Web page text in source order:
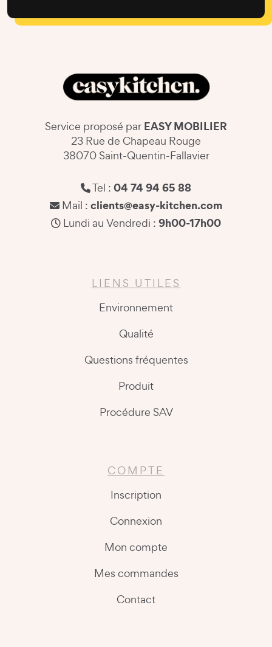
Service proposé par EASY MOBILIER
23 Rue de Chapeau Rouge
38070 Saint-Quentin-Fallavier
Tel : 04 74 94 65 88
Mail : clients@easy-kitchen.com
Lundi au Vendredi : 9h00-17h00
LIENS UTILES
Environnement
Qualité
Questions fréquentes
Produit
Procédure SAV
COMPTE
Inscription
Connexion
Mon compte
Mes commandes
Contact